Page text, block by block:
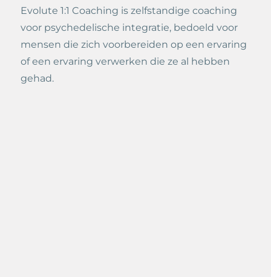
Evolute 1:1 Coaching is zelfstandige coaching
voor psychedelische integratie, bedoeld voor
mensen die zich voorbereiden op een ervaring
of een ervaring verwerken die ze al hebben
gehad.